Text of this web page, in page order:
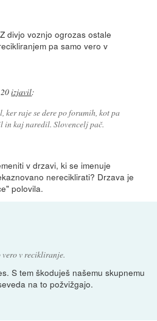
divjo voznjo ogrozas ostale
pa samo vero v
izjavil:
ker raje se dere po forumih, kot pa
in kaj naredil. Slovencelj pač.
v drzavi, ki se imenuje
nereciklirati? Drzava je
polovila.
vero v recikliranje.
S tem škoduješ našemu skupnemu
na to požvižgajo.